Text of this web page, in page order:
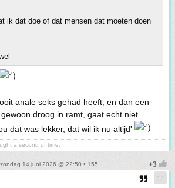
ik dat doe of dat mensen dat moeten doen
anale seks gehad heeft, en dan een
droog in ramt, gaat echt niet
dat was lekker, dat wil ik nu altijd'
a second of time.
zondag 14 juni 2026 @ 22:50 • 155